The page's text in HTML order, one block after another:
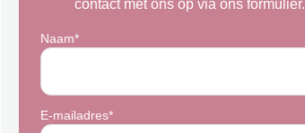
contact met ons op via ons formulier.
Naam*
E-mailadres*